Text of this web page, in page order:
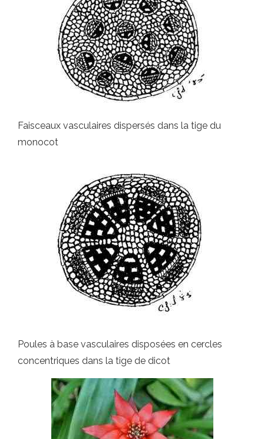
Faisceaux vasculaires dispersés dans la tige du
monocot
Poules à base vasculaires disposées en cercles
concentriques dans la tige de dicot